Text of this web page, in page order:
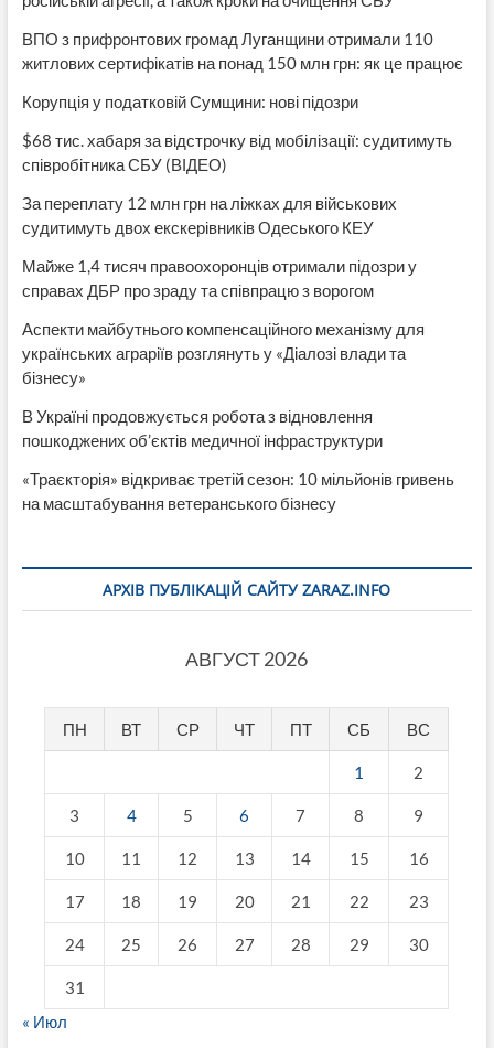
ВПО з прифронтових громад Луганщини отримали 110
житлових сертифікатів на понад 150 млн грн: як це працює
Корупція у податковій Сумщини: нові підозри
$68 тис. хабаря за відстрочку від мобілізації: судитимуть
співробітника СБУ (ВІДЕО)
За переплату 12 млн грн на ліжках для військових
судитимуть двох екскерівників Одеського КЕУ
Майже 1,4 тисяч правоохоронців отримали підозри у
справах ДБР про зраду та співпрацю з ворогом
Аспекти майбутнього компенсаційного механізму для
українських аграріїв розглянуть у «Діалозі влади та
бізнесу»
В Україні продовжується робота з відновлення
пошкоджених об’єктів медичної інфраструктури
«Траєкторія» відкриває третій сезон: 10 мільйонів гривень
на масштабування ветеранського бізнесу
АРХІВ ПУБЛІКАЦІЙ САЙТУ ZARAZ.INFO
АВГУСТ 2026
ПН ВТ СР ЧТ ПТ СБ ВС
1 2
3 4 5 6 7 8 9
10 11 12 13 14 15 16
17 18 19 20 21 22 23
24 25 26 27 28 29 30
31
« Июл